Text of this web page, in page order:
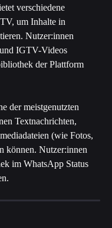
verschiedene
um Inhalte in
Nutzer:innen
IGTV-Videos
der Plattform
der meistgenutzten
Textnachrichten,
(wie Fotos,
können. Nutzer:innen
im WhatsApp Status